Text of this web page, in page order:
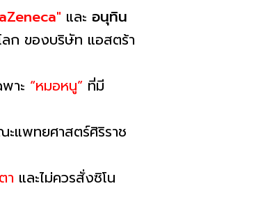
และ อนุทิน
ก ของบริษัท แอสตร้า
าะ “หมอหนู” ที่มี
แพทยศาสตร์ศิริราช
า และไม่ควรสั่งซิโน